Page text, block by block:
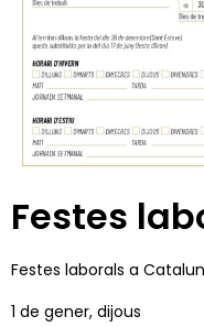
Festes
Festes laborals a
1 de gener, dijous